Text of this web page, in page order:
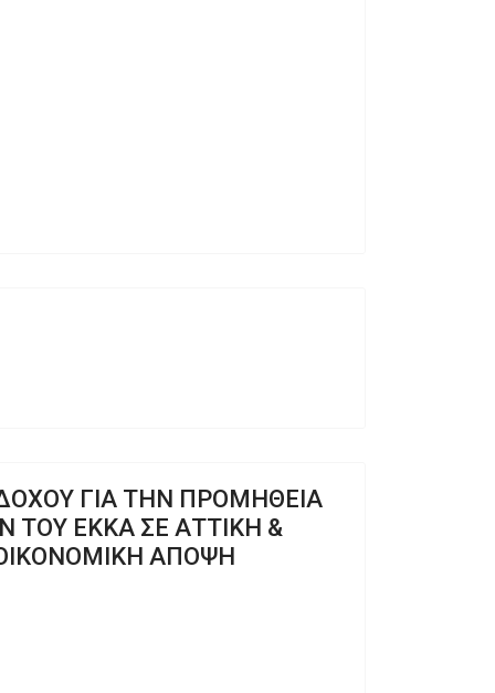
ΓΙΑ ΤΗΝ ΠΡΟΜΗΘΕΙΑ
ΤΟΥ ΕΚΚΑ ΣΕ ΑΤΤΙΚΗ &
ΑΠΟΨΗ